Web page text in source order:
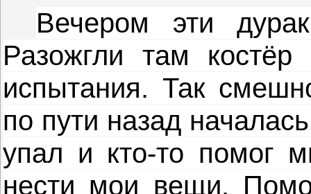
Вечером эти
Разожгли там
испытания. Так
по пути назад
упал и кто-то помог
нести мои вещи.